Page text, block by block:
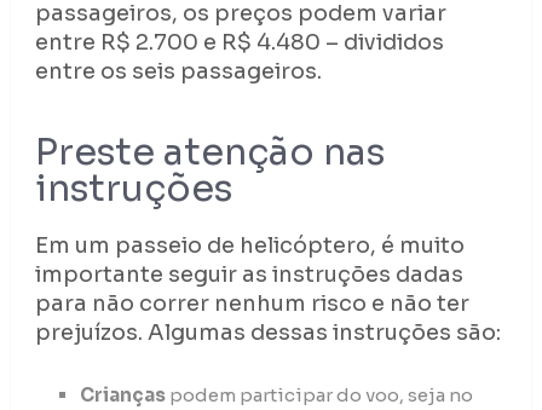
passageiros, os preços podem variar
entre R$ 2.700 e R$ 4.480 – divididos
entre os seis passageiros.
Preste atenção nas
instruções
Em um passeio de helicóptero, é muito
importante seguir as instruções dadas
para não correr nenhum risco e não ter
prejuízos. Algumas dessas instruções são:
Crianças podem participar do voo, seja no